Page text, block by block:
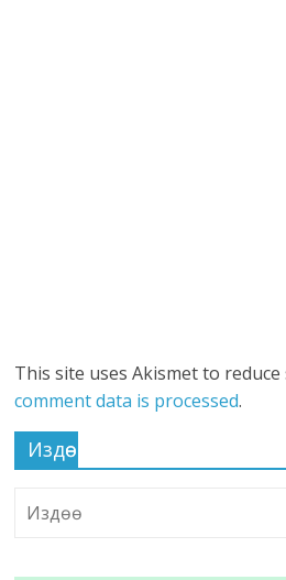
This site uses Akismet to reduce
comment data is processed.
Издөө